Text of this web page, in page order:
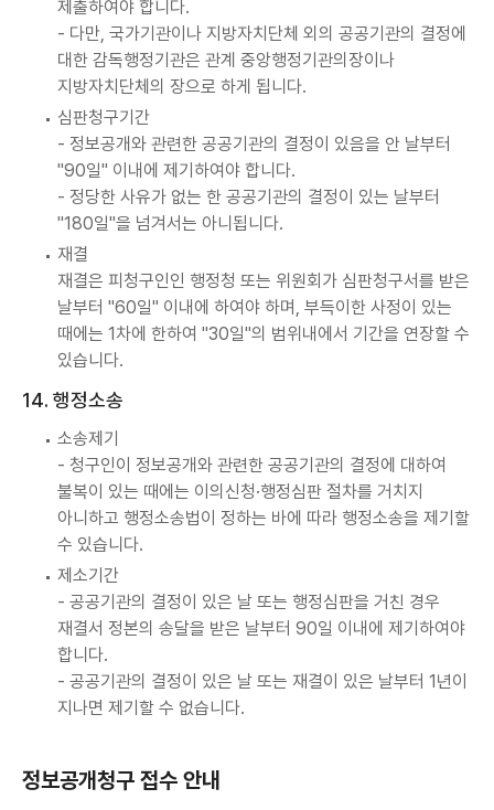
제출하여야 합니다.
- 다만, 국가기관이나 지방자치단체 외의 공공기관의 결정에
대한 감독행정기관은 관계 중앙행정기관의장이나
지방자치단체의 장으로 하게 됩니다.
심판청구기간
- 정보공개와 관련한 공공기관의 결정이 있음을 안 날부터
"90일" 이내에 제기하여야 합니다.
- 정당한 사유가 없는 한 공공기관의 결정이 있는 날부터
"180일"을 넘겨서는 아니됩니다.
재결
재결은 피청구인인 행정청 또는 위원회가 심판청구서를 받은
날부터 "60일" 이내에 하여야 하며, 부득이한 사정이 있는
때에는 1차에 한하여 "30일"의 범위내에서 기간을 연장할 수
있습니다.
14. 행정소송
소송제기
- 청구인이 정보공개와 관련한 공공기관의 결정에 대하여
불복이 있는 때에는 이의신청·행정심판 절차를 거치지
아니하고 행정소송법이 정하는 바에 따라 행정소송을 제기할
수 있습니다.
제소기간
- 공공기관의 결정이 있은 날 또는 행정심판을 거친 경우
재결서 정본의 송달을 받은 날부터 90일 이내에 제기하여야
합니다.
- 공공기관의 결정이 있은 날 또는 재결이 있은 날부터 1년이
지나면 제기할 수 없습니다.
정보공개청구 접수 안내